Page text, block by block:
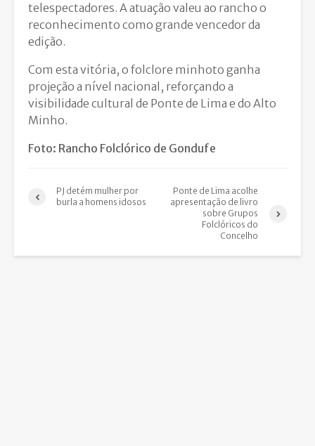
telespectadores. A atuação valeu ao rancho o
reconhecimento como grande vencedor da
edição.
Com esta vitória, o folclore minhoto ganha
projeção a nível nacional, reforçando a
visibilidade cultural de Ponte de Lima e do Alto
Minho.
Foto: Rancho Folclórico de Gondufe
PJ detém mulher por
burla a homens idosos
Ponte de Lima acolhe
apresentação de livro
sobre Grupos
Folclóricos do
Concelho